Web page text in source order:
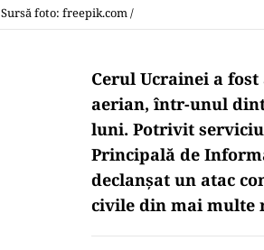
Sursă foto: freepik.com /
Cerul Ucrainei a
aerian, într-unul
luni. Potrivit
Principală de
declanșat un atac
civile din mai multe